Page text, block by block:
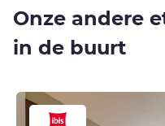
Onze andere
in de buurt